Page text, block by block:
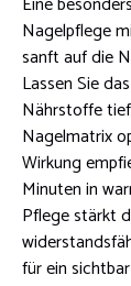
Nagelpflege
sanft auf die
Lassen Sie
Nährstoffe
Nagelmatrix
Wirkung
Minuten in
Pflege stärkt
für ein